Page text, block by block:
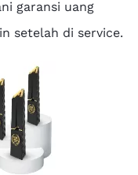
garansi uang
setelah di service.